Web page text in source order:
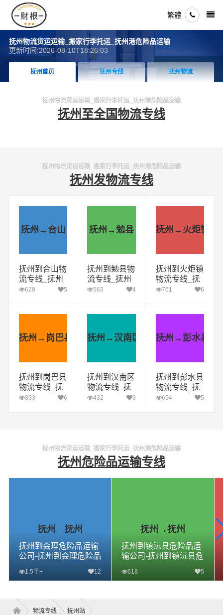
繁體
抚州物流货运运输_搬家行李托运_抚州港危险品运输
更新时间:2026-08-10T18:26:03
抚州首页 抚州专线 抚州物流
抚州物流货运运输_搬家行李托运_抚州港危险品运输
抚州至全国物流专线
抚州物流货运运输_搬家行李托运_抚州港危险品运输
抚州发物流专线
抚州→合山
抚州到合山物
流专线_抚州
到合山货运公
628 5
抚州→勉县
抚州到勉县物
流专线_抚州
到勉县货运公
563 4
抚州→火炬镇
抚州到火炬镇
物流专线_抚
州到火炬镇货
761 6
抚州→岗巴县
抚州到岗巴县
物流专线_抚
州到岗巴县货
833 6
抚州→汉南区
抚州到汉南区
物流专线_抚
州到汉南区货
432 3
抚州→彭水县
抚州到彭水县
物流专线_抚
州到彭水县货
694 5
抚州物流货运运输_搬家行李托运_抚州港危险品运输
抚州危险品运输专线
抚州→抚州
抚州到会理危险品运输
公司-抚州到会理危险品
险品专线
1.5千+ 12
抚州→抚州
抚州到镇沅县危险品运
输公司-抚州到镇沅县危
沅县危险品专线
618 5
物流专线 抚州站